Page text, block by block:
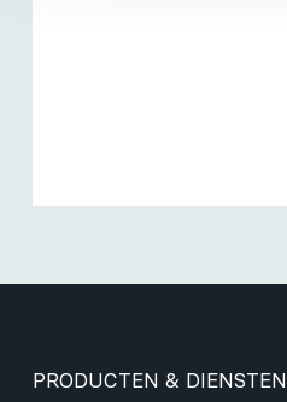
PRODUCTEN & DIENSTEN